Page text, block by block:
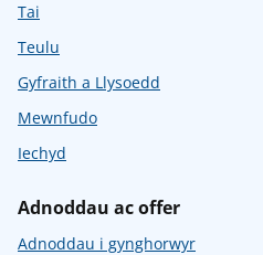
Tai
Teulu
Gyfraith a Llysoedd
Mewnfudo
Iechyd
Adnoddau ac offer
Adnoddau i gynghorwyr